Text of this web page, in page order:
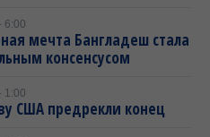
6:00
мечта Бангладеш стала
консенсусом
1:00
США предрекли конец